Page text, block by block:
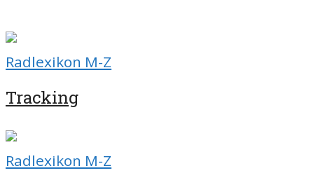
Radlexikon M-Z
Tracking
Radlexikon M-Z